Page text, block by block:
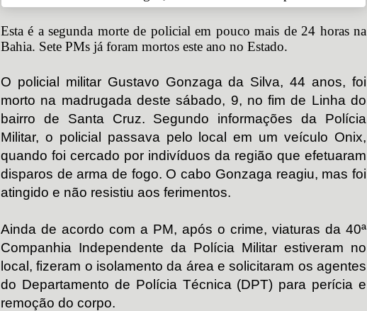
Esta é a segunda morte de policial em pouco mais de 24 horas na
Bahia. Sete PMs já foram mortos este ano no Estado.
O policial militar Gustavo Gonzaga da Silva, 44 anos, foi
morto na madrugada deste sábado, 9, no fim de Linha do
bairro de Santa Cruz. Segundo informações da Polícia
Militar, o policial passava pelo local em um veículo Onix,
quando foi cercado por indivíduos da região que efetuaram
disparos de arma de fogo. O cabo Gonzaga reagiu, mas foi
atingido e não resistiu aos ferimentos.
Ainda de acordo com a PM, após o crime, viaturas da 40ª
Companhia Independente da Polícia Militar estiveram no
local, fizeram o isolamento da área e solicitaram os agentes
do Departamento de Polícia Técnica (DPT) para perícia e
remoção do corpo.